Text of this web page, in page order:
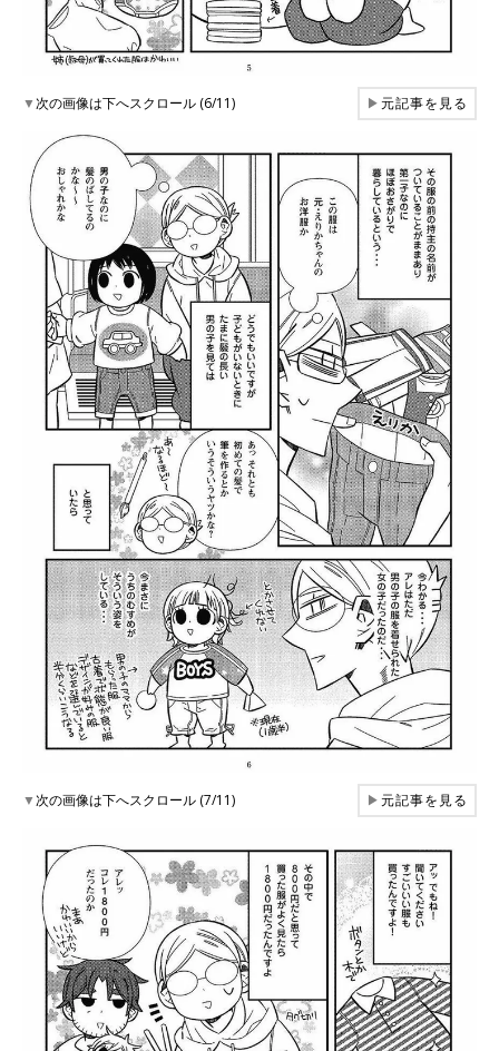
▼次の画像は下へスクロール (6/11) ▶元記事を見る
▼次の画像は下へスクロール (7/11) ▶元記事を見る